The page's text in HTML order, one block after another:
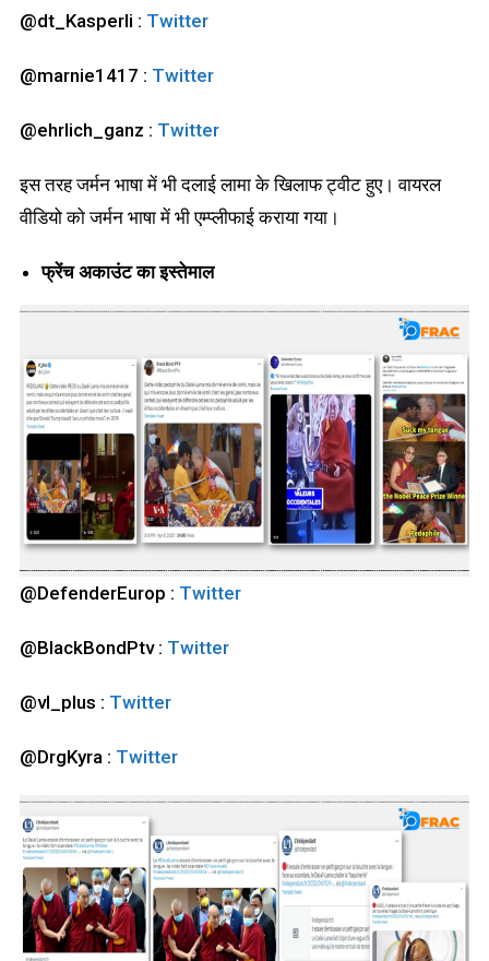
@dt_Kasperli : Twitter
@marnie1417 : Twitter
@ehrlich_ganz : Twitter
इस तरह जर्मन भाषा में भी दलाई लामा के खिलाफ ट्वीट हुए। वायरल
वीडियो को जर्मन भाषा में भी एम्प्लीफाई कराया गया।
फ्रेंच अकाउंट का इस्तेमाल
@DefenderEurop : Twitter
@BlackBondPtv : Twitter
@vl_plus : Twitter
@DrgKyra : Twitter